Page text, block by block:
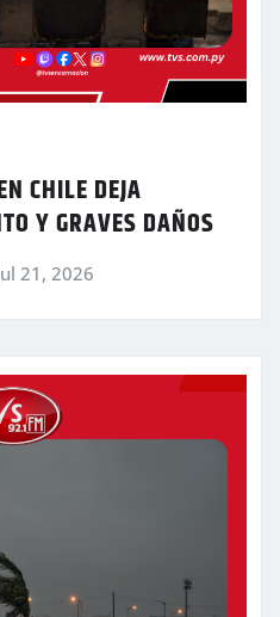
CHILE DEJA
Y GRAVES DAÑOS
21, 2026